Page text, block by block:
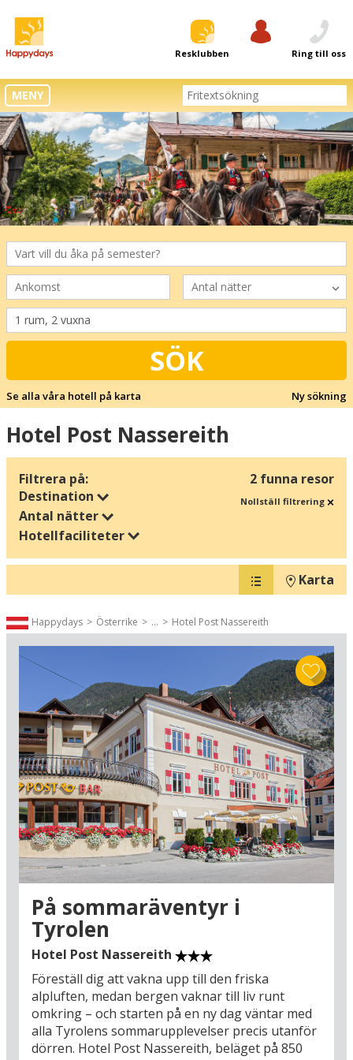
Resklubben Ring till oss
MENY
SÖK
Se alla våra hotell på karta Ny sökning
Hotel Post Nassereith
Filtrera på:
2 funna resor
Destination
Antal nätter
Hotellfaciliteter
Nollställ filtrering
Karta
Happydays Österrike ... Hotel Post Nassereith
På sommaräventyr i
Tyrolen
Hotel Post Nassereith
Föreställ dig att vakna upp till den friska
alpluften, medan bergen vaknar till liv runt
omkring – och starten på en ny dag väntar med
alla Tyrolens sommarupplevelser precis utanför
dörren. Hotel Post Nassereith, beläget på 850